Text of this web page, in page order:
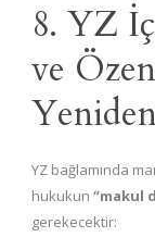
8. YZ
ve
YZ bağlamında
hukukun “makul
gerekecektir: